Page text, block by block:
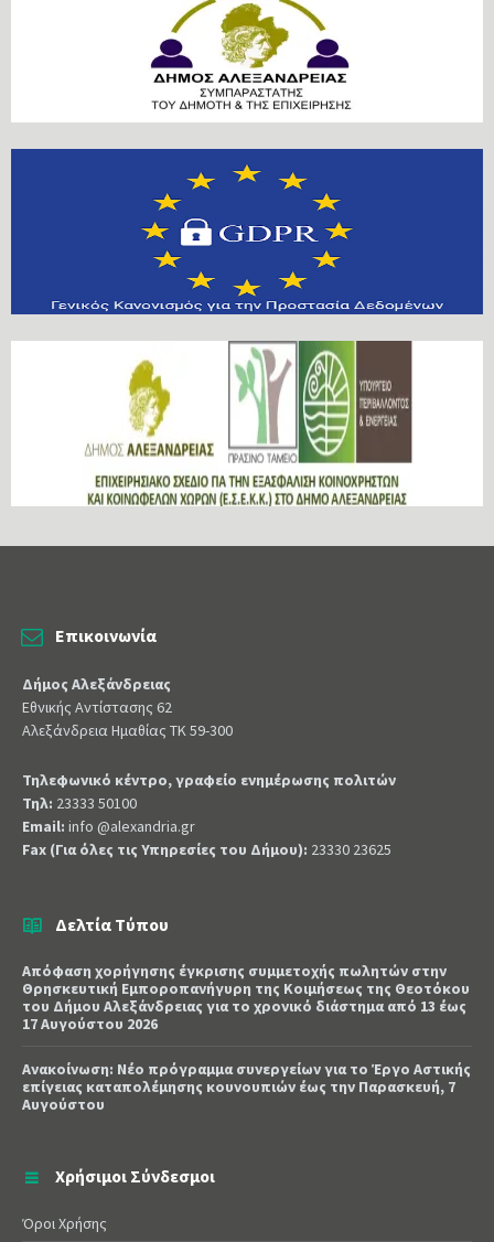
Επικοινωνία
Δήμος Αλεξάνδρειας
Εθνικής Αντίστασης 62
Αλεξάνδρεια Ημαθίας ΤΚ 59-300
Τηλεφωνικό κέντρο, γραφείο ενημέρωσης πολιτών
Τηλ: 23333 50100
Email: info @alexandria.gr
Fax (Για όλες τις Υπηρεσίες του Δήμου): 23330 23625
Δελτία Τύπου
Απόφαση χορήγησης έγκρισης συμμετοχής πωλητών στην
Θρησκευτική Εμποροπανήγυρη της Κοιμήσεως της Θεοτόκου
του Δήμου Αλεξάνδρειας για το χρονικό διάστημα από 13 έως
17 Αυγούστου 2026
Ανακοίνωση: Νέο πρόγραμμα συνεργείων για το Έργο Αστικής
επίγειας καταπολέμησης κουνουπιών έως την Παρασκευή, 7
Αυγούστου
Χρήσιμοι Σύνδεσμοι
Όροι Χρήσης